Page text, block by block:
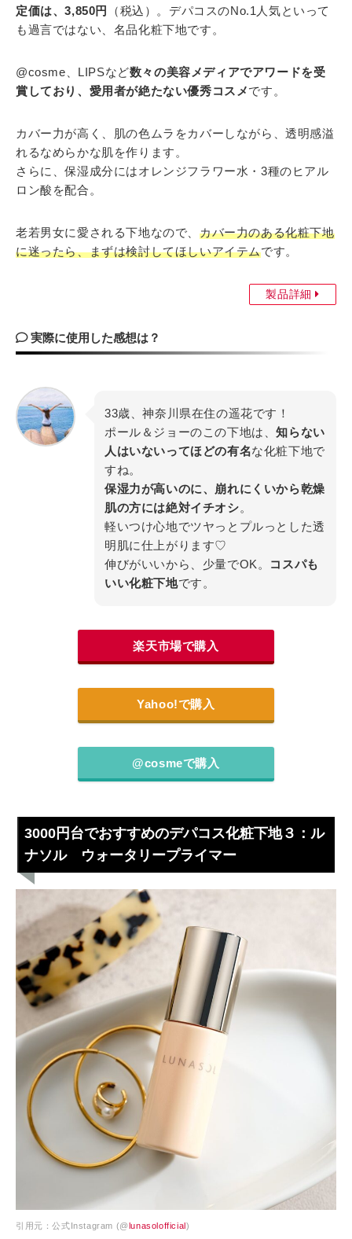
定価は、3,850円
（税込）。デパコスのNo.1人気といって
も過言ではない、名品化粧下地です。
@cosme、LIPSなど数々の美容メディアでアワードを受
賞しており、愛用者が絶たない優秀コスメです。
カバー力が高く、肌の色ムラをカバーしながら、透明感溢
れるなめらかな肌を作ります。
さらに、保湿成分にはオレンジフラワー水・3種のヒアル
ロン酸を配合。
老若男女に愛される下地なので、 カバー力のある化粧下地
に迷ったら、まずは検討してほしいアイテムです。
製品詳細
実際に使用した感想は？
33歳、神奈川県在住の遥花です！
ポール＆ジョーのこの下地は、知らない
人はいないってほどの有名な化粧下地で
すね。
保湿力が高いのに、崩れにくいから乾燥
肌の方には絶対イチオシ。
軽いつけ心地でツヤっとプルっとした透
明肌に仕上がります♡
伸びがいいから、少量でOK。 コスパも
いい化粧下地です。
楽天市場で購入
Yahoo!で購入
@cosmeで購入
3000円台でおすすめのデパコス化粧下地３：ル
ナソル ウォータリープライマー
引用元：公式Instagram (@lunasolofficial)